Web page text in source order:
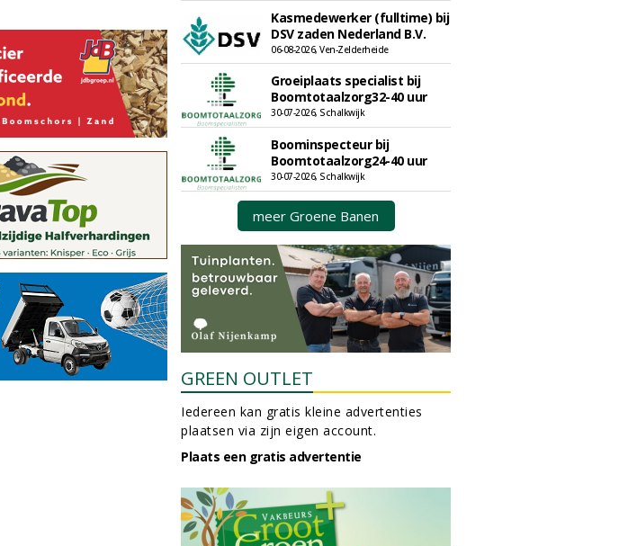
Kasmedewerker (fulltime) bij
DSV zaden Nederland B.V.
06-08-2026, Ven-Zelderheide
Groeiplaats specialist bij
Boomtotaalzorg32-40 uur
30-07-2026, Schalkwijk
Boominspecteur bij
Boomtotaalzorg24-40 uur
30-07-2026, Schalkwijk
meer Groene Banen
GREEN OUTLET
Iedereen kan gratis kleine advertenties
plaatsen via zijn eigen account.
Plaats een gratis advertentie